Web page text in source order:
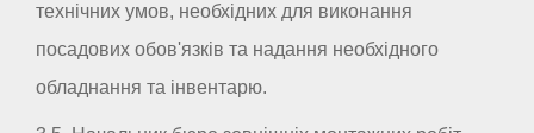
технічних умов, необхідних для виконання
посадових обов'язків та надання необхідного
обладнання та інвентарю.